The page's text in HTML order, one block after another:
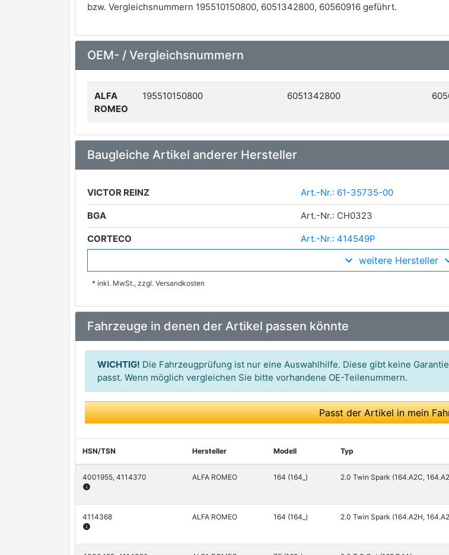
bzw. Vergleichsnummern 195510150800, 6051342800, 60560916 geführt.
OEM- / Vergleichsnummern
ALFA
ROMEO
195510150800 6051342800
Baugleiche Artikel anderer Hersteller
VICTOR REINZ Art.-Nr.: 61-35735-00
BGA Art.-Nr.: CH0323
CORTECO Art.-Nr.: 414549P
Art.-Nr.: 0011521
GLASER
GOETZE Art.-Nr.: 30-026280-10
PAYEN Art.-Nr.: BT350
SPESSO Art.-Nr.: 21101/7718
weitere Hersteller
* inkl. MwSt., zzgl. Versandkosten
Fahrzeuge in denen der Artikel passen könnte
WICHTIG! Die Fahrzeugprüfung ist nur eine Auswahlhilfe. Diese gibt keine
passt. Wenn möglich vergleichen Sie bitte vorhandene OE-Teilenummern.
Passt der Artikel in mein
HSN/TSN Hersteller Modell Typ
4001955, 4114370
info
ALFA ROMEO 164 (164_) 2.0 Twin Spark (164.A2C,
4114368
info
ALFA ROMEO 164 (164_) 2.0 Twin Spark (164.A2H,